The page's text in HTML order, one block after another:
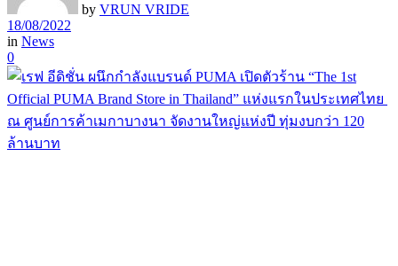
by VRUN VRIDE
18/08/2022
in News
0